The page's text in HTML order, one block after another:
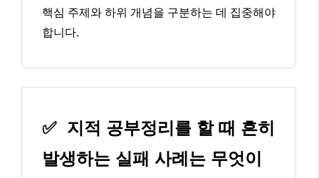
핵심 주제와 하위 개념을 구분하는 데 집중해야
합니다.
✅ 지적 공부정리를 할 때 흔히
발생하는 실패 사례는 무엇이